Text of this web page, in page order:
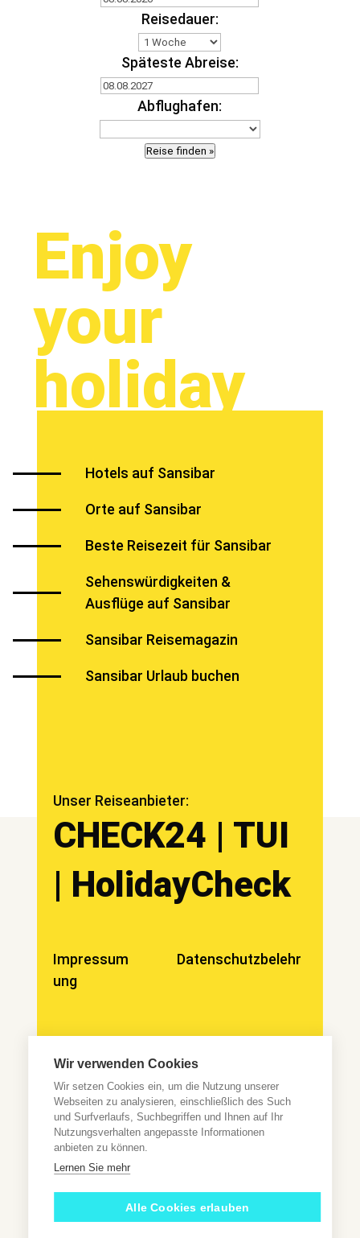
Reisedauer:
Späteste Abreise:
Abflughafen:
Reise finden »
Enjoy
your
holiday
Hotels auf Sansibar
Orte auf Sansibar
Beste Reisezeit für Sansibar
Sehenswürdigkeiten &
Ausflüge auf Sansibar
Sansibar Reisemagazin
Sansibar Urlaub buchen
Unser Reiseanbieter:
CHECK24 | TUI
| HolidayCheck
Impressum
Datenschutzbelehr
ung
Nutzern hochwertige Inhalte kostenfrei zur Verfügung stellt.
Die Kosten für Recherche, Aufbereitung, Erstellung und
Vermarktung der Inhalte, sowie den damit verbundenen
Arbeiten, finanzieren wir zum Teil durch die Einarbeitung von
Affiliate Links. *Bei Kauf eines Produktes über einen Affiliate
Link erhalten wir als Amazon-Partner eine kleine Provision. Das
dabei wichtigste – für euch als Käufer ändert sich dadurch
nichts. Unsere Empfehlungen unterliegen dabei stets dem
Interesse des Nutzers und erfolgt unabhängig von der
© 2023 sansibar-urlaub.de
Wir verwenden Cookies
Wir setzen Cookies ein, um die Nutzung unserer
Webseiten zu analysieren, einschließlich des Such
und Surfverlaufs, Suchbegriffen und Ihnen auf Ihr
Nutzungsverhalten angepasste Informationen
anbieten zu können.
Lernen Sie mehr
Alle Cookies erlauben